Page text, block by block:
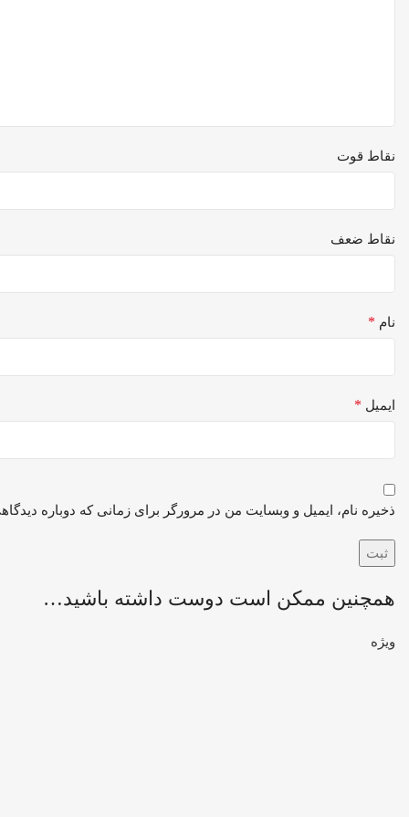
نقاط قوت
نقاط ضعف
نام *
ایمیل *
ذخیره نام، ایمیل و وبسایت من در مرورگر برای زمانی که دوباره
همچنین ممکن است دوست داشته باشید…
ویژه